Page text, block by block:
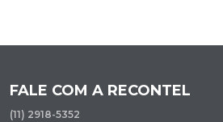
FALE COM A RECONTEL
(11) 2918-5352